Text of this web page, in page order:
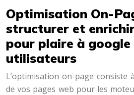
Optimisation On-
structurer et
pour plaire à
utilisateurs
L’optimisation on-page consiste
de vos pages web pour les